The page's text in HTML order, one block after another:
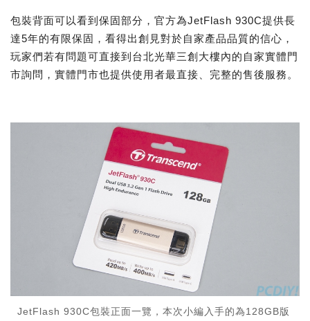
包裝背面可以看到保固部分，官方為JetFlash 930C提供長
達5年的有限保固，看得出創見對於自家產品品質的信心，
玩家們若有問題可直接到台北光華三創大樓內的自家實體門
市詢問，實體門市也提供使用者最直接、完整的售後服務。
JetFlash 930C包裝正面一覽，本次小編入手的為128GB版